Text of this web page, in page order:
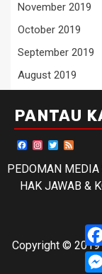
November 2019
October 2019
September 2019
August 2019
PANTAU
Facebook
Instagram
Twitter
PEDOMAN MEDIA
HAK JAWAB &
Copyright © 2019